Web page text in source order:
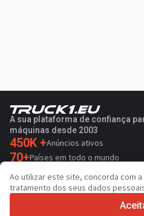
A sua plataforma de confiança
máquinas desde 2003
450K +Anúncios ativos
70+Países em todo o mundo
36 Idiomas suportados
4.7/5
Ao utilizar este site, concorda com
tratamento dos seus dados